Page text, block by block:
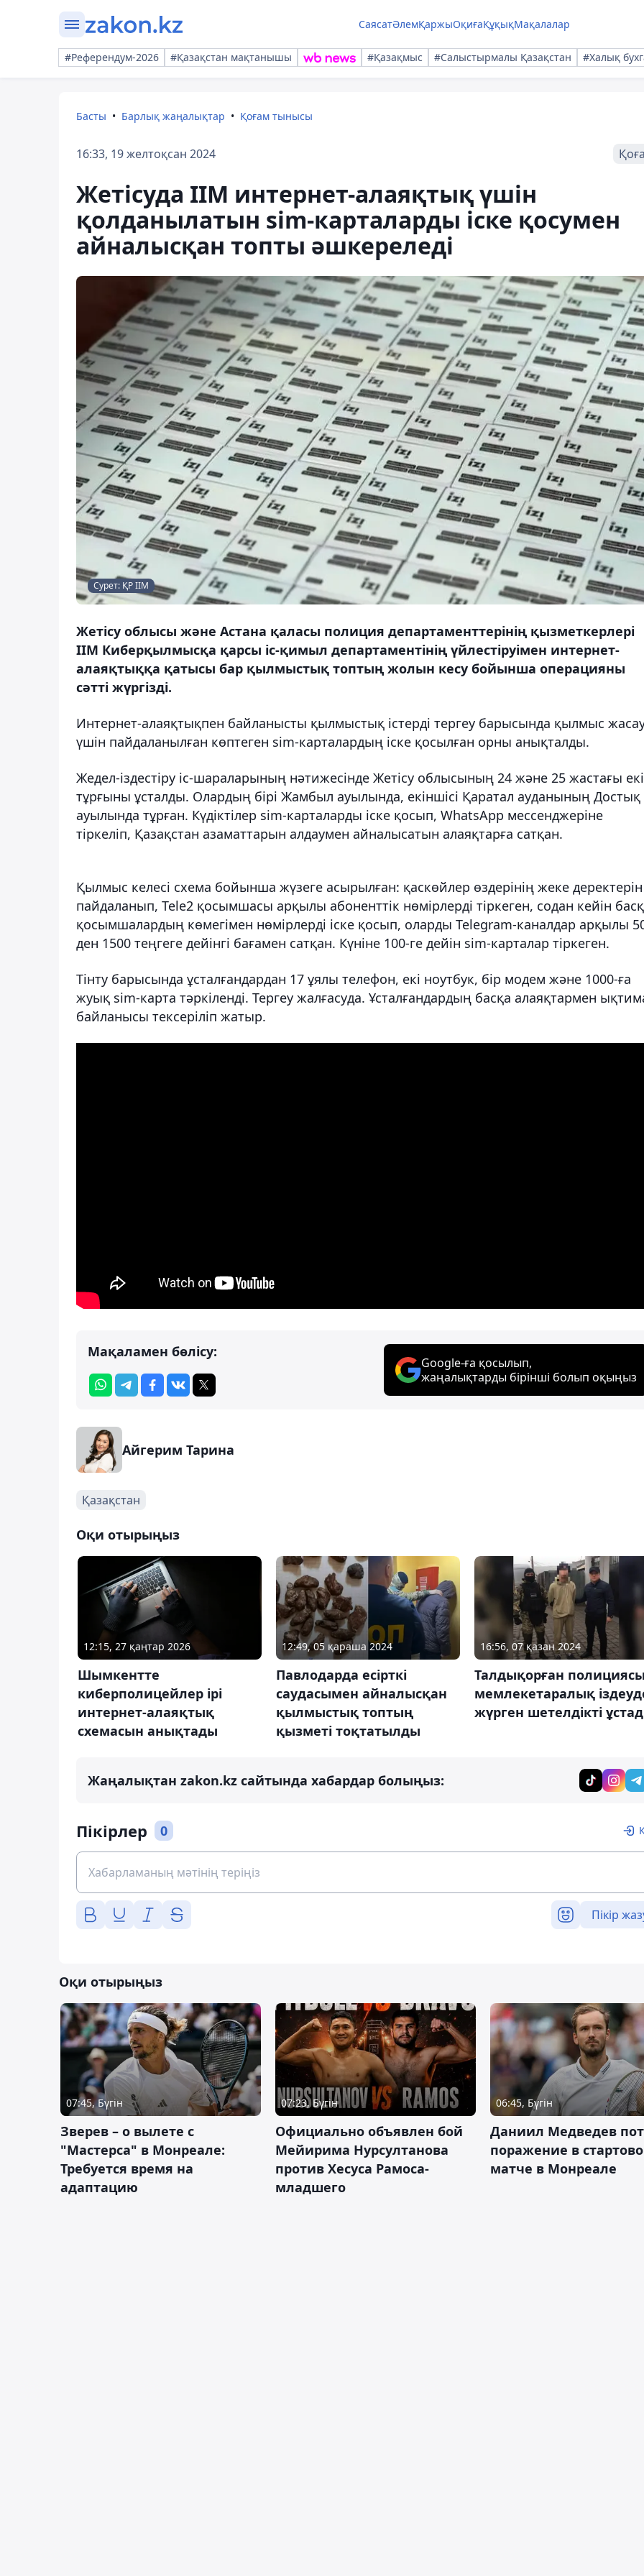
СаясатӘлемҚаржыОқиғаҚұқықМақалалар
#Референдум-2026 #Қазақстан мақтанышы #Қазақмыс #Салыстырмалы Қазақстан #Халық
Басты Барлық жаңалықтар Қоғам тынысы
16:33, 19 желтоқсан 2024
Жетісуда ІІМ интернет-алаяқтық үшін
қолданылатын sim-карталарды іске қосумен
айналысқан топты әшкереледі
Сурет: ҚР ІІМ
Жетісу облысы және Астана қаласы полиция департаменттерінің қызметкерлері
ІІМ Киберқылмысқа қарсы іс-қимыл департаментінің үйлестіруімен интернет-
алаяқтыққа қатысы бар қылмыстық топтың жолын кесу бойынша операцияны
сәтті жүргізді.
Интернет-алаяқтықпен байланысты қылмыстық істерді тергеу барысында қылмыс
үшін пайдаланылған көптеген sim-карталардың іске қосылған орны анықталды.
Жедел-іздестіру іс-шараларының нәтижесінде Жетісу облысының 24 және 25 жастағы екі
тұрғыны ұсталды. Олардың бірі Жамбыл ауылында, екіншісі Қаратал ауданының Достық
ауылында тұрған. Күдіктілер sim-карталарды іске қосып, WhatsАpp мессенджеріне
тіркеліп, Қазақстан азаматтарын алдаумен айналысатын алаяқтарға сатқан.
Қылмыс келесі схема бойынша жүзеге асырылған: қаскөйлер өздерінің жеке деректерін
пайдаланып, Tele2 қосымшасы арқылы абоненттік нөмірлерді тіркеген, содан кейін
қосымшалардың көмегімен нөмірлерді іске қосып, оларды Telegram-каналдар арқылы
ден 1500 теңгеге дейінгі бағамен сатқан. Күніне 100-ге дейін sim-карталар тіркеген.
Тінту барысында ұсталғандардан 17 ұялы телефон, екі ноутбук, бір модем және 1000-ға
жуық sim-карта тәркіленді. Тергеу жалғасуда. Ұсталғандардың басқа алаяқтармен
байланысы тексеріліп жатыр.
Мақаламен бөлісу:
Google-ға қосылып,
жаңалықтарды бірінші болып оқыңыз
Айгерим Тарина
Қазақстан
Оқи отырыңыз
12:15, 27 қаңтар 2026
Шымкентте
киберполицейлер ірі
интернет-алаяқтық
схемасын анықтады
12:49, 05 қараша 2024
Павлодарда есірткі
саудасымен айналысқан
қылмыстық топтың
қызметі тоқтатылды
16:56, 07 қазан 2024
Талдықорған
мемлекетаралық
жүрген шетелдікті
Жаңалықтан zakon.kz сайтында хабардар болыңыз:
Пікірлер 0
Пікір
Оқи отырыңыз
07:45, Бүгін
Зверев – о вылете с
"Мастерса" в Монреале:
Требуется время на
адаптацию
07:23, Бүгін
Официально объявлен бой
Мейирима Нурсултанова
против Хесуса Рамоса-
младшего
06:45, Бүгін
Даниил Медведев
поражение в
матче в Монреале